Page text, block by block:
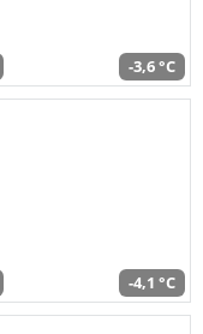
-3,6 °C
-4,1 °C